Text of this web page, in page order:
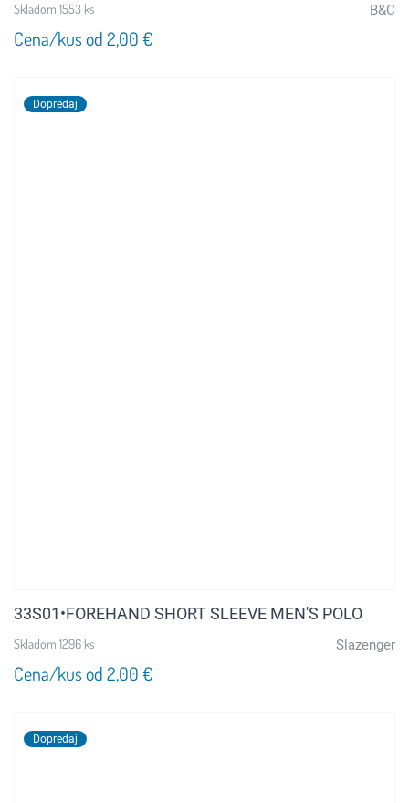
Skladom 1553 ks B&C
Cena/kus od 2,00 €
Dopredaj
33S01•FOREHAND SHORT SLEEVE MEN'S POLO
Skladom 1296 ks Slazenger
Cena/kus od 2,00 €
Dopredaj